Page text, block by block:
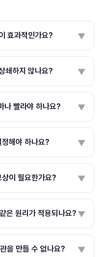
효과적인가요? ▼
쇄하지 않나요? ▼
나 빨라야 하나요? ▼
해야 하나요? ▼
이 필요한가요? ▼
은 원리가 적용되나요? ▼
을 만들 수 없나요? ▼